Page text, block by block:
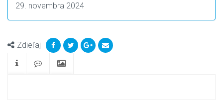
29. novembra 2024
Zdieľaj